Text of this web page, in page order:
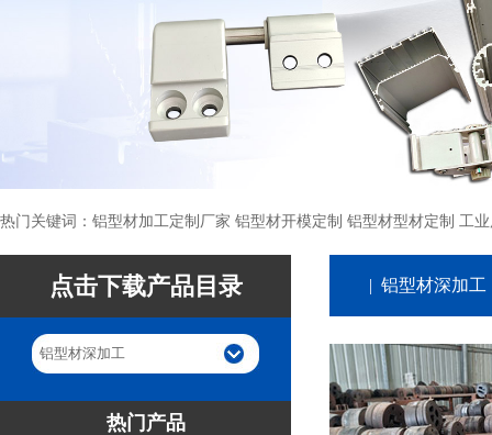
热门关键词：铝型材加工定制厂家 铝型材开模定制 铝型材型材定制 工
点击下载产品目录
铝型材深加工
热门产品
| 铝型材深加工